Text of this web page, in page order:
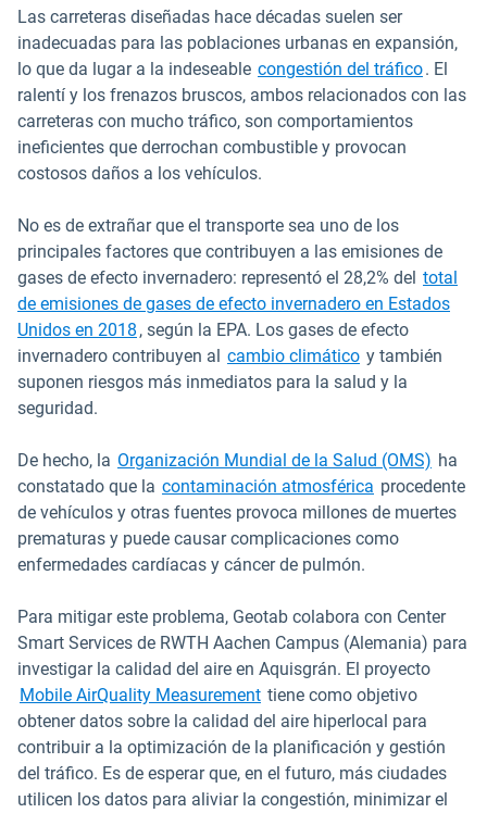
Las carreteras diseñadas hace décadas suelen ser
inadecuadas para las poblaciones urbanas en expansión,
lo que da lugar a la indeseable congestión del tráfico. El
ralentí y los frenazos bruscos, ambos relacionados con las
carreteras con mucho tráfico, son comportamientos
ineficientes que derrochan combustible y provocan
costosos daños a los vehículos.
No es de extrañar que el transporte sea uno de los
principales factores que contribuyen a las emisiones de
gases de efecto invernadero: representó el 28,2% del total
de emisiones de gases de efecto invernadero en Estados
Unidos en 2018 Abrir en una nueva ventana
, según la EPA. Los gases de efecto
invernadero contribuyen al cambio climáticoAbrir en una
y también
suponen riesgos más inmediatos para la salud y la
seguridad.
De hecho, la Organización Mundial de la Salud (OMS) Abrir
ha
constatado que la contaminación atmosférica procedente
de vehículos y otras fuentes provoca millones de muertes
prematuras y puede causar complicaciones como
enfermedades cardíacas y cáncer de pulmón.
Para mitigar este problema, Geotab colabora con Center
Smart Services de RWTH Aachen Campus (Alemania) para
investigar la calidad del aire en Aquisgrán. El proyecto
Mobile AirQuality Measurement tiene como objetivo
obtener datos sobre la calidad del aire hiperlocal para
contribuir a la optimización de la planificación y gestión
del tráfico. Es de esperar que, en el futuro, más ciudades
utilicen los datos para aliviar la congestión, minimizar el